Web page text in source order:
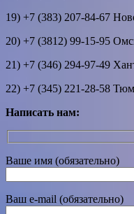
19) +7 (383) 207-84-67
20) +7 (3812) 99-15-95
21) +7 (346) 294-97-49
22) +7 (345) 221-28-58
Написать нам:
Ваше имя (обязательно)
Ваш e-mail (обязательно)